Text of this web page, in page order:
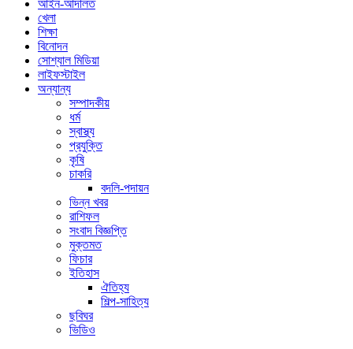
আইন-আদালত
খেলা
শিক্ষা
বিনোদন
সোশ্যাল মিডিয়া
লাইফস্টাইল
অন্যান্য
সম্পাদকীয়
ধর্ম
স্বাস্থ্য
প্রযুক্তি
কৃষি
চাকরি
বদলি-পদায়ন
ভিন্ন খবর
রাশিফল
সংবাদ বিজ্ঞপ্তি
মুক্তমত
ফিচার
ইতিহাস
ঐতিহ্য
শিল্প-সাহিত্য
ছবিঘর
ভিডিও